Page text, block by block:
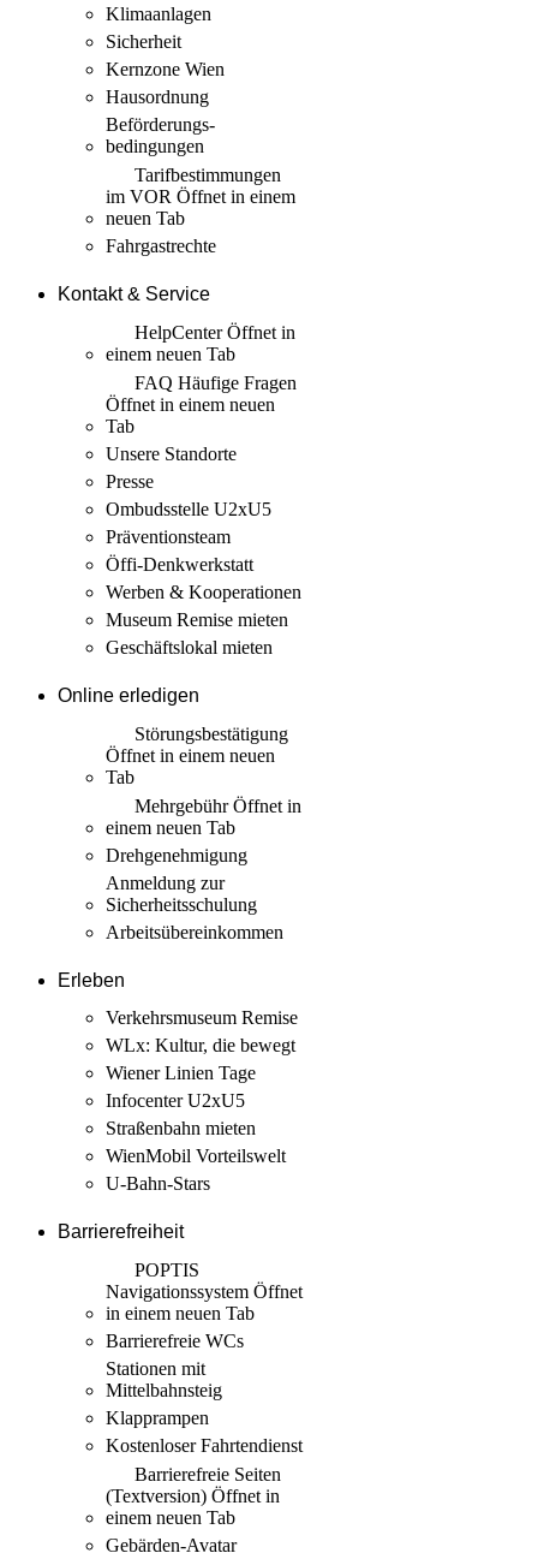
Klimaanlagen
Sicherheit
Kernzone Wien
Hausordnung
Beförderungs­
bedingungen
Tarif­bestimmungen
im VOR Öffnet in einem
neuen Tab
Fahrgastrechte
Kontakt & Service
HelpCenterÖffnet in
einem neuen Tab
FAQ Häufige Fragen
Öffnet in einem neuen
Tab
Unsere Standorte
Presse
Ombudsstelle U2xU5
Präventionsteam
Öffi-Denkwerkstatt
Werben & Kooperationen
Museum Remise mieten
Geschäftslokal mieten
Online erledigen
Störungs­bestätigung
Öffnet in einem neuen
Tab
MehrgebührÖffnet in
einem neuen Tab
Drehgenehmigung
Anmeldung zur
Sicherheits­schulung
Arbeits­übereinkommen
Erleben
Verkehrsmuseum Remise
WLx: Kultur, die bewegt
Wiener Linien Tage
Infocenter U2xU5
Straßenbahn mieten
WienMobil Vorteilswelt
U-Bahn-Stars
Barrierefreiheit
POPTIS
Navigationssystem Öffnet
in einem neuen Tab
Barrierefreie WCs
Stationen mit
Mittelbahnsteig
Klapprampen
Kostenloser Fahrtendienst
Barrierefreie Seiten
(Textversion) Öffnet in
einem neuen Tab
Gebärden-Avatar